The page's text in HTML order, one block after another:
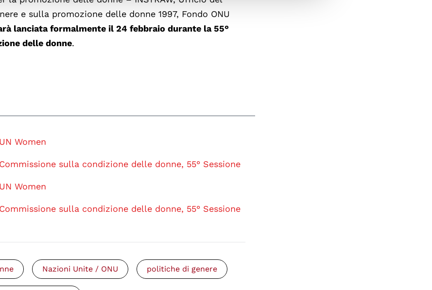
e sulla promozione delle donne 1997, Fondo ONU
lanciata formalmente il 24 febbraio durante la 55°
delle donne.
UN Women
Commissione sulla condizione delle donne, 55° Sessione
UN Women
Commissione sulla condizione delle donne, 55° Sessione
Nazioni Unite / ONU politiche di genere